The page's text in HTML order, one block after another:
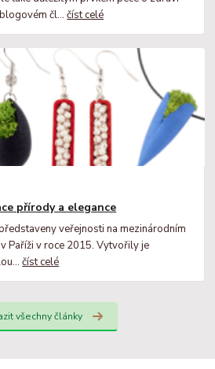
čl...číst celé
přírody a elegance
veřejnosti na mezinárodním
Paříži v roce 2015. Vytvořily je
číst celé
všechny články